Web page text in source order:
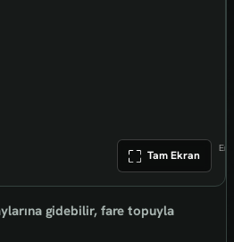
Tam Ekran
gidebilir, fare topuyla